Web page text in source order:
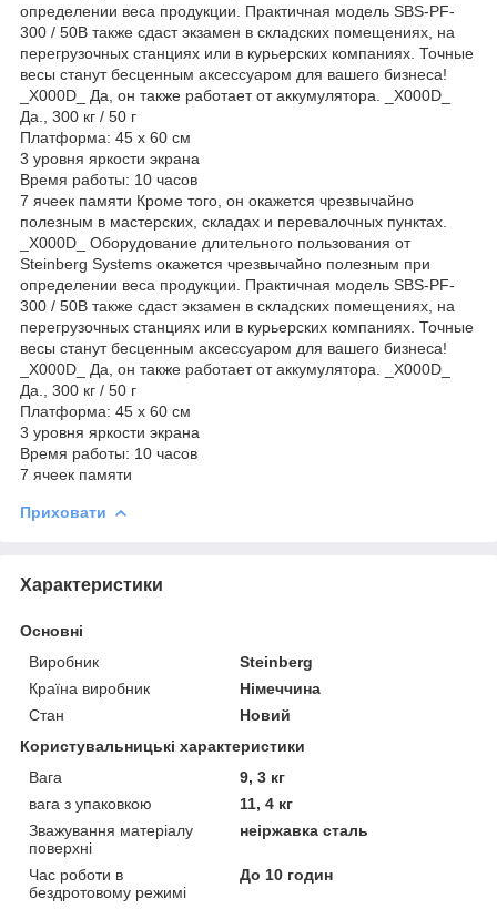
определении веса продукции. Практичная модель SBS-PF-
300 / 50B также сдаст экзамен в складских помещениях, на
перегрузочных станциях или в курьерских компаниях. Точные
весы станут бесценным аксессуаром для вашего бизнеса!
_X000D_ Да, он также работает от аккумулятора. _X000D_
Да., 300 кг / 50 г
Платформа: 45 x 60 см
3 уровня яркости экрана
Время работы: 10 часов
7 ячеек памяти Кроме того, он окажется чрезвычайно
полезным в мастерских, складах и перевалочных пунктах.
_X000D_ Оборудование длительного пользования от
Steinberg Systems окажется чрезвычайно полезным при
определении веса продукции. Практичная модель SBS-PF-
300 / 50B также сдаст экзамен в складских помещениях, на
перегрузочных станциях или в курьерских компаниях. Точные
весы станут бесценным аксессуаром для вашего бизнеса!
_X000D_ Да, он также работает от аккумулятора. _X000D_
Да., 300 кг / 50 г
Платформа: 45 x 60 см
3 уровня яркости экрана
Время работы: 10 часов
7 ячеек памяти
Приховати
Характеристики
Основні
Виробник
Steinberg
Країна виробник
Німеччина
Стан
Новий
Користувальницькі характеристики
Вага
9, 3 кг
вага з упаковкою
11, 4 кг
Зважування матеріалу
поверхні
неіржавка сталь
Час роботи в
бездротовому режимі
До 10 годин